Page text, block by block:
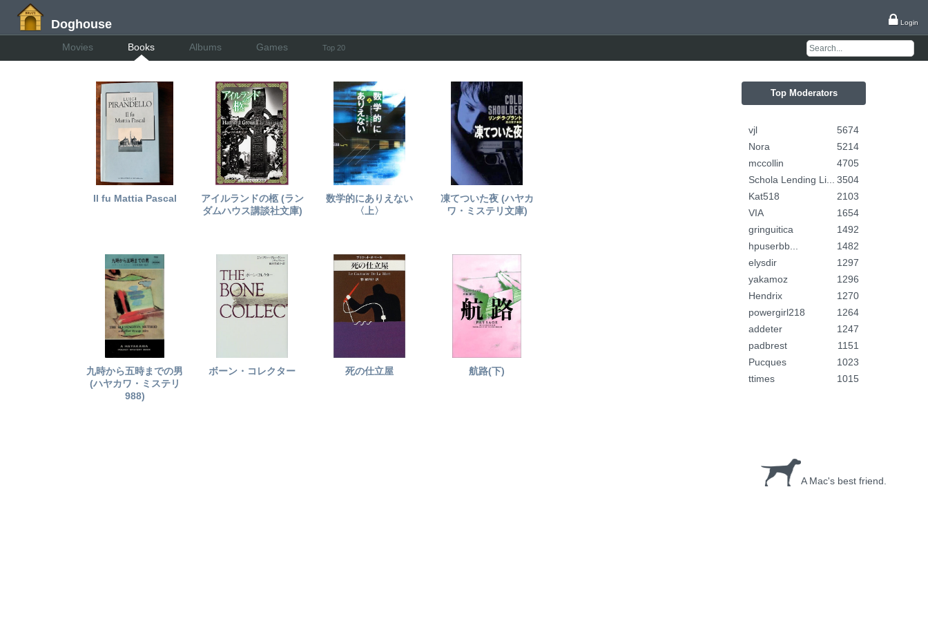
Doghouse Login
Movies Books Albums Games Top 20
Il fu Mattia Pascal
アイルランドの柩 (ラン
ダムハウス講談社文庫)
数学的にありえない
〈上〉
凍てついた夜 (ハヤカ
ワ・ミステリ文庫)
九時から五時までの男
(ハヤカワ・ミステリ
988)
ボーン・コレクター 死の仕立屋 航路(下)
Top Moderators
5674
vjl
5214
Nora
4705
mccollin
3504
Schola Lending Li...
2103
Kat518
1654
VIA
1492
gringuitica
1482
hpuserbb...
1297
elysdir
1296
yakamoz
1270
Hendrix
1264
powergirl218
1247
addeter
1151
padbrest
1023
Pucques
1015
ttimes
A Mac's best friend.